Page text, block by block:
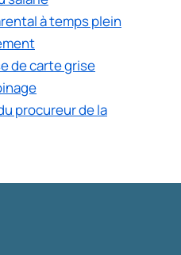
à temps plein
de carte grise
procureur de la